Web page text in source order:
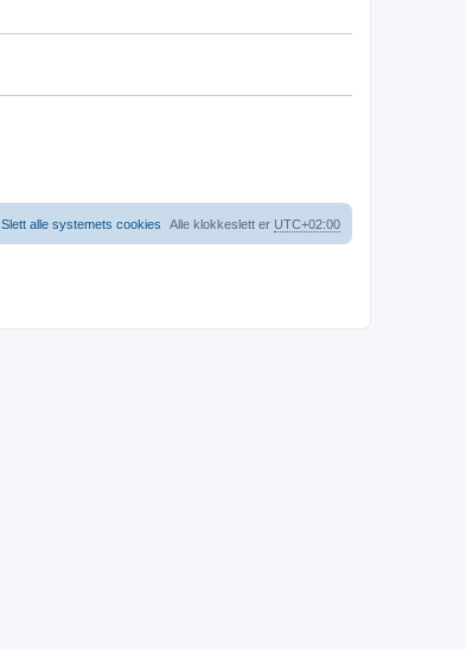
Alle klokkeslett er UTC+02:00
Slett alle systemets cookies